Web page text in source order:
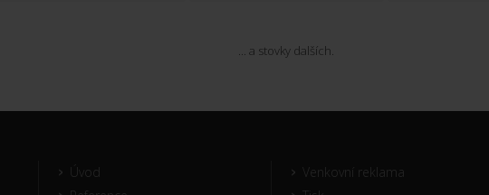
... a stovky dalších.
Úvod
Venkovní reklama